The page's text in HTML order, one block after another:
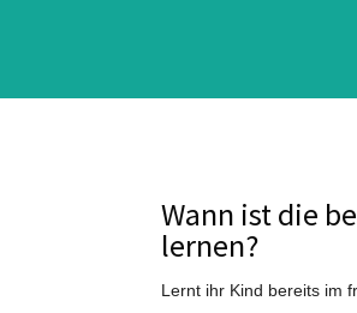
Wann ist die
lernen?
Lernt ihr Kind bereits im